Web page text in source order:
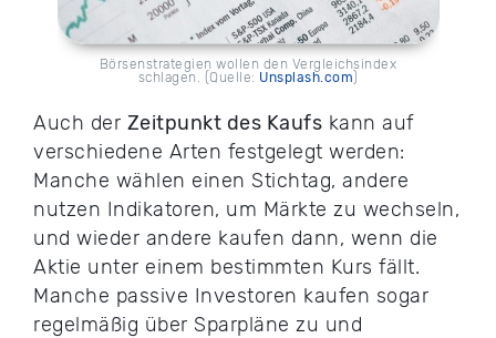
Börsenstrategien wollen den Vergleichsindex
schlagen. (Quelle: Unsplash.com)
Auch der Zeitpunkt des Kaufs kann auf
verschiedene Arten festgelegt werden:
Manche wählen einen Stichtag, andere
nutzen Indikatoren, um Märkte zu wechseln,
und wieder andere kaufen dann, wenn die
Aktie unter einem bestimmten Kurs fällt.
Manche passive Investoren kaufen sogar
regelmäßig über Sparpläne zu und